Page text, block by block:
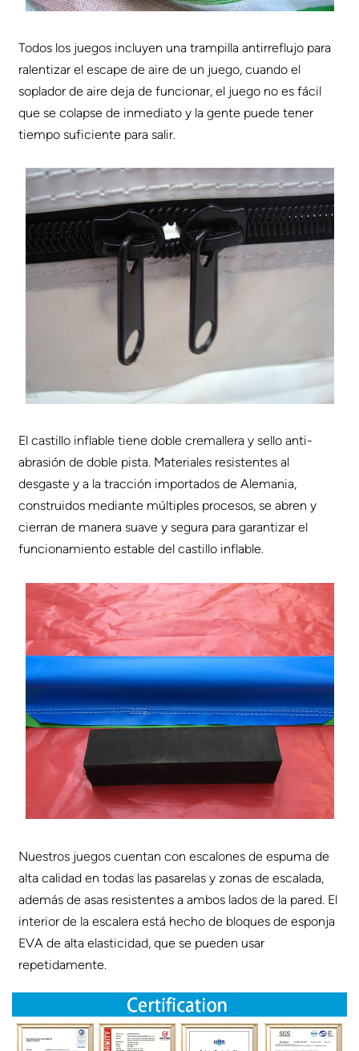
Todos los juegos incluyen una trampilla antirreflujo para
ralentizar el escape de aire de un juego, cuando el
soplador de aire deja de funcionar, el juego no es fácil
que se colapse de inmediato y la gente puede tener
tiempo suficiente para salir.
El castillo inflable tiene doble cremallera y sello anti-
abrasión de doble pista. Materiales resistentes al
desgaste y a la tracción importados de Alemania,
construidos mediante múltiples procesos, se abren y
cierran de manera suave y segura para garantizar el
funcionamiento estable del castillo inflable.
Nuestros juegos cuentan con escalones de espuma de
alta calidad en todas las pasarelas y zonas de escalada,
además de asas resistentes a ambos lados de la pared. El
interior de la escalera está hecho de bloques de esponja
EVA de alta elasticidad, que se pueden usar
repetidamente.